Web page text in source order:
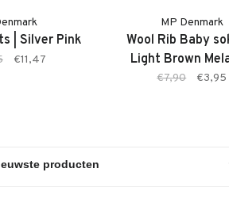
| Silver Pink
€11,47
MP Denmark
Wool Rib Baby
Light Brown
€7,90 €3,95